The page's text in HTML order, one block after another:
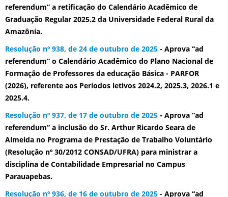
referendum” a retificação do Calendário Acadêmico de
Graduação Regular 2025.2 da Universidade Federal Rural da
Amazônia.
Resolução nº 938, de 24 de outubro de 2025 - Aprova “ad
referendum” o Calendário Acadêmico do Plano Nacional de
Formação de Professores da educação Básica - PARFOR
(2026), referente aos Períodos letivos 2024.2, 2025.3, 2026.1 e
2025.4.
Resolução nº 937, de 17 de outubro de 2025 - Aprova “ad
referendum” a inclusão do Sr. Arthur Ricardo Seara de
Almeida no Programa de Prestação de Trabalho Voluntário
(Resolução nº 30/2012 CONSAD/UFRA) para ministrar a
disciplina de Contabilidade Empresarial no Campus
Parauapebas.
Resolução nº 936, de 16 de outubro de 2025 - Aprova “ad